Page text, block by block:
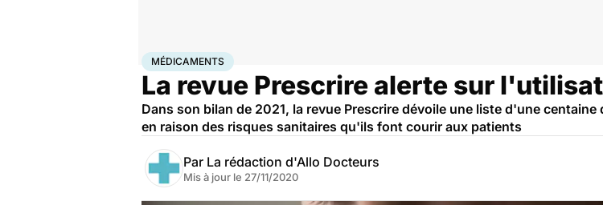
AccueilSantéMédicaments
MÉDICAMENTS
La revue Prescrire alerte sur
Dans son bilan de 2021, la revue Prescrire dévoile une liste d'une
en raison des risques sanitaires qu'ils font courir aux patients
Par La rédaction d'Allo Docteurs
Mis à jour le 27/11/2020